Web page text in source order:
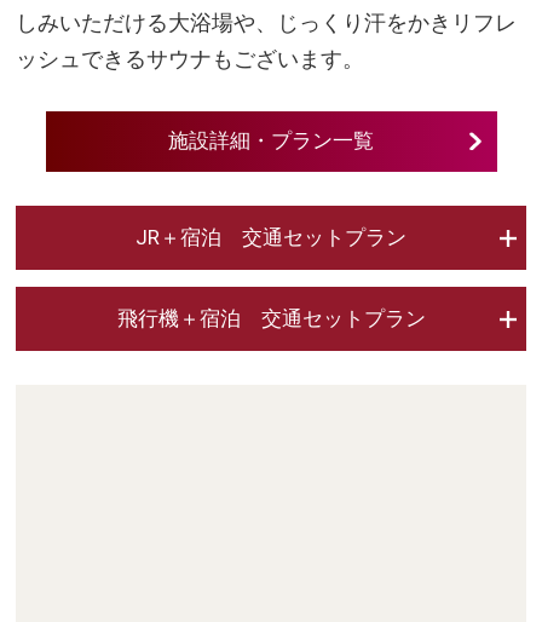
しみいただける大浴場や、じっくり汗をかきリフレ
ッシュできるサウナもございます。
施設詳細・プラン一覧
JR＋宿泊 交通セットプラン
飛行機＋宿泊 交通セットプラン